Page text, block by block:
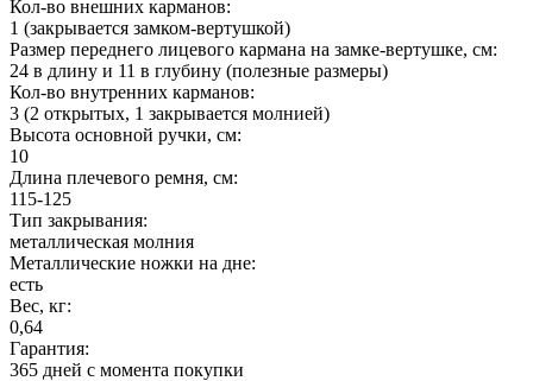
Кол-во внешних карманов:
1 (закрывается замком-вертушкой)
Размер переднего лицевого кармана на замке-вертушке, см:
24 в длину и 11 в глубину (полезные размеры)
Кол-во внутренних карманов:
3 (2 открытых, 1 закрывается молнией)
Высота основной ручки, см:
10
Длина плечевого ремня, см:
115-125
Тип закрывания:
металлическая молния
Металлические ножки на дне:
есть
Вес, кг:
0,64
Гарантия:
365 дней c момента покупки